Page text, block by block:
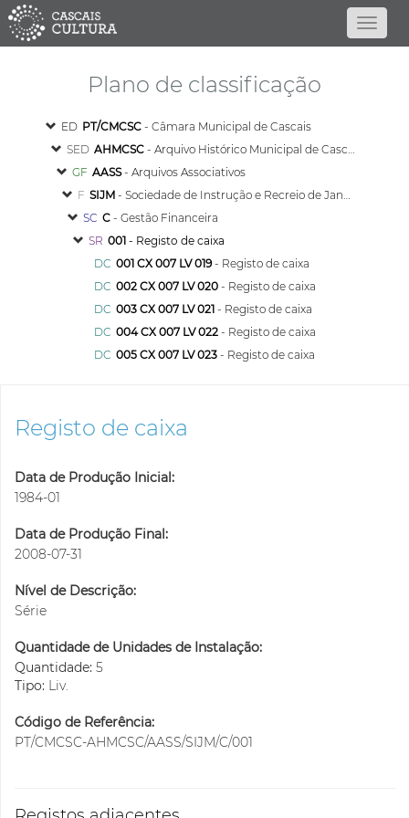
Plano de classificação
ED PT/CMCSC - Câmara Municipal de Cascais
SED AHMCSC - Arquivo Histórico Municipal de Cascais
GF AASS- Arquivos Associativos
F SIJM - Sociedade de Instrução e Recreio de Janes e Malveira
SC C - Gestão Financeira
SR 001 - Registo de caixa
DC 001 CX 007 LV 019- Registo de caixa
DC 002 CX 007 LV 020 - Registo de caixa
DC 003 CX 007 LV 021 - Registo de caixa
DC 004 CX 007 LV 022 - Registo de caixa
DC 005 CX 007 LV 023 - Registo de caixa
Registo de caixa
Data de Produção Inicial:
1984-01
Data de Produção Final:
2008-07-31
Nível de Descrição:
Série
Quantidade de Unidades de Instalação:
Quantidade: 5
Tipo: Liv.
Código de Referência:
PT/CMCSC-AHMCSC/AASS/SIJM/C/001